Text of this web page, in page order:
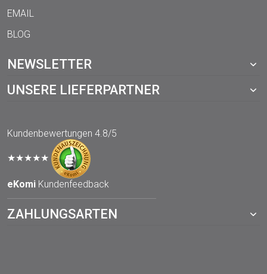
EMAIL
BLOG
NEWSLETTER
UNSERE LIEFERPARTNER
Kundenbewertungen 4.8/5
★★★★★
eKomi Kundenfeedback
ZAHLUNGSARTEN